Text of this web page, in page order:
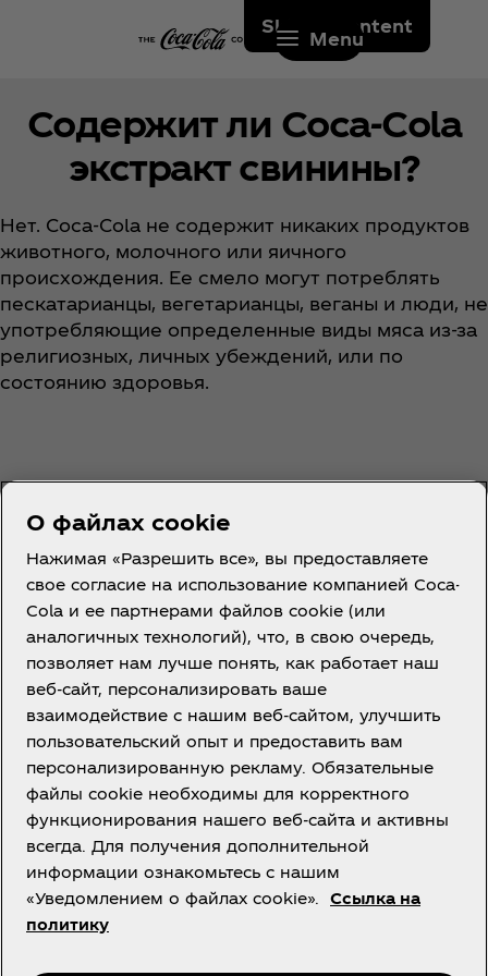
Skip to content
Menu
Содержит ли Coca‑Cola
экстракт свинины?
Нет. Coca‑Cola не содержит никаких продуктов
животного, молочного или яичного
происхождения. Ее смело могут потреблять
пескатарианцы, вегетарианцы, веганы и люди, не
употребляющие определенные виды мяса из-за
религиозных, личных убеждений, или по
состоянию здоровья.
Казахстан | RU
О нас
Нужна помощь?
О файлах cookie
Нажимая «Разрешить все», вы предоставляете
свое согласие на использование компанией Coca-
Cola и ее партнерами файлов cookie (или
аналогичных технологий), что, в свою очередь,
позволяет нам лучше понять, как работает наш
веб-сайт, персонализировать ваше
взаимодействие с нашим веб-сайтом, улучшить
пользовательский опыт и предоставить вам
персонализированную рекламу. Обязательные
файлы cookie необходимы для корректного
функционирования нашего веб-сайта и активны
всегда. Для получения дополнительной
информации ознакомьтесь с нашим
«Уведомлением о файлах cookie».
Ссылка на
политику